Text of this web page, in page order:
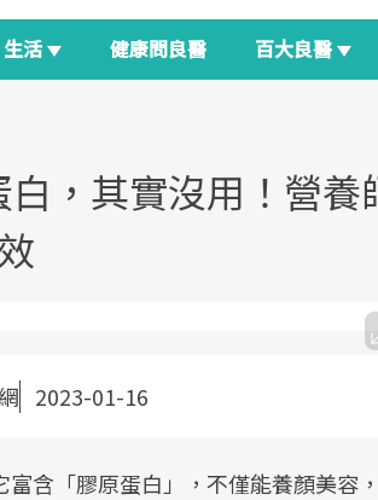
生活 健康問良醫 百大良醫
，其實沒用！營養
2023-01-16
含「膠原蛋白」，不僅能養顏美容
面對超高齡社會的浪潮，台灣正在
政策如「健康台灣推動委員會」與
2025年，就到良醫生活祭體驗「一
全面啟動你的健康革命！
良醫健康網從「換季的身體變化」出
建立對亞健康的認知，進而引導實